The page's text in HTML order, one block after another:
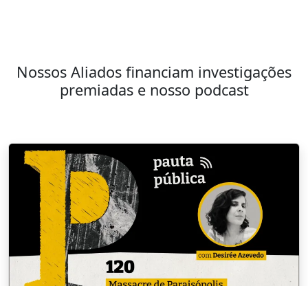
Nossos Aliados financiam investigações
premiadas e nosso podcast